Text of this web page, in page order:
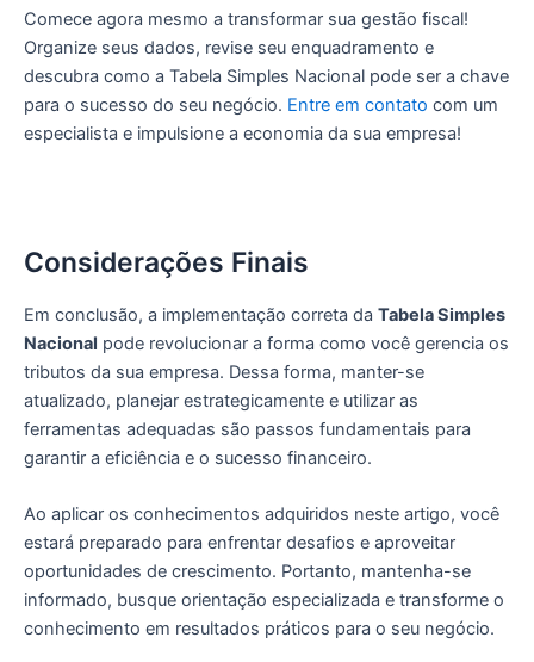
Comece agora mesmo a transformar sua gestão fiscal!
Organize seus dados, revise seu enquadramento e
descubra como a Tabela Simples Nacional pode ser a chave
para o sucesso do seu negócio. Entre em contato com um
especialista e impulsione a economia da sua empresa!
Considerações Finais
Em conclusão, a implementação correta da Tabela Simples
Nacional pode revolucionar a forma como você gerencia os
tributos da sua empresa. Dessa forma, manter-se
atualizado, planejar estrategicamente e utilizar as
ferramentas adequadas são passos fundamentais para
garantir a eficiência e o sucesso financeiro.
Ao aplicar os conhecimentos adquiridos neste artigo, você
estará preparado para enfrentar desafios e aproveitar
oportunidades de crescimento. Portanto, mantenha-se
informado, busque orientação especializada e transforme o
conhecimento em resultados práticos para o seu negócio.